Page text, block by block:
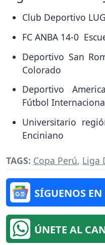
Club Deportivo
FC ANBA 14-0
Deportivo San
Colorado
Deportivo
Fútbol
Universitario
Enciniano
TAGS: Copa Perú, Liga
SÍGUENOS
ÚNETE AL